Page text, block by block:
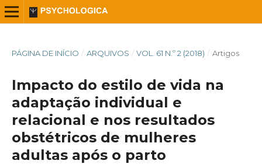
PÁGINA DE INÍCIO / ARQUIVOS / VOL. 61 N.º 2 (2018) / Artigos
Impacto do estilo de vida na
adaptação individual e
relacional e nos resultados
obstétricos de mulheres
adultas após o parto